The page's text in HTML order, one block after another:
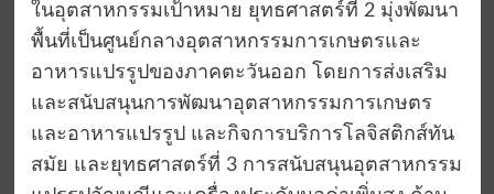
ในอุตสาหกรรมเป้าหมาย ยุทธศาสตร์ที่ 2 มุ่งพัฒนา
พื้นที่เป็นศูนย์กลางอุตสาหกรรมการเกษตรและ
อาหารแปรรูปของภาคตะวันออก โดยการส่งเสริม
และสนับสนุนการพัฒนาอุตสาหกรรมการเกษตร
และอาหารแปรรูป และกิจการบริการโลจิสติกส์ทัน
สมัย และยุทธศาสตร์ที่ 3 การสนับสนุนอุตสาหกรรม